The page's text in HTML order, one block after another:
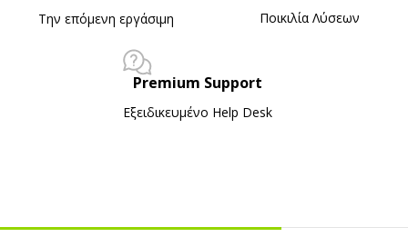
Την επόμενη εργάσιμη Ποικιλία Λύσεων
Premium Support
Εξειδικευμένο Ηelp Desk